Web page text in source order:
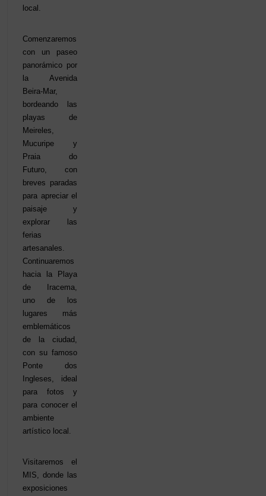
local.
Comenzaremos
con un paseo
panorámico por
la Avenida
Beira-Mar,
bordeando las
playas de
Meireles,
Mucuripe y
Praia do
Futuro, con
breves paradas
para apreciar el
paisaje y
explorar las
ferias
artesanales.
Continuaremos
hacia la Playa
de Iracema,
uno de los
lugares más
emblemáticos
de la ciudad,
con su famoso
Ponte dos
Ingleses, ideal
para fotos y
para conocer el
ambiente
artístico local.
Visitaremos el
MIS, donde las
exposiciones